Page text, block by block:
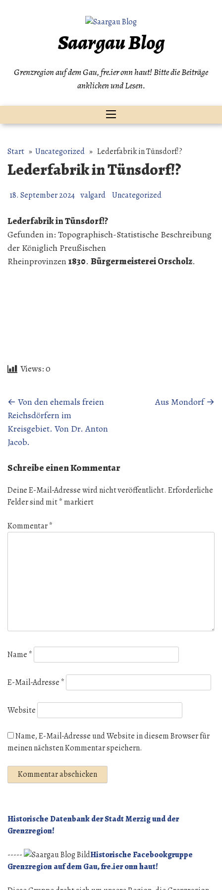
Saargau Blog
Grenzregion auf dem Gau, fre.ier onn haut! Bitte die Beiträge
anklicken und Lesen.
Start » Uncategorized » Lederfabrik in Tünsdorf!?
Lederfabrik in Tünsdorf!?
18. September 2024 valgard Uncategorized
Lederfabrik in Tünsdorf!?
Gefunden in: Topographisch-Statistische Beschreibung
der Königlich Preußischen
Rheinprovinzen1830. Bürgermeisterei Orscholz.
Views:0
Beitragsnavigation
← Von den ehemals freien
Reichsdörfern im
Kreisgebiet. Von Dr. Anton
Jacob.
Aus Mondorf→
Schreibe einen Kommentar
Deine E-Mail-Adresse wird nicht veröffentlicht. Erforderliche
Felder sind mit* markiert
Kommentar*
Name *
E-Mail-Adresse *
Website
Name, E-Mail-Adresse und Website in diesem Browser für
meinen nächsten Kommentar speichern.
Historische Datenbank der Stadt Merzig und der
Grenzregion!
-----
Historische Facebookgruppe
Grenzregion auf dem Gau, fre.ier onn haut!